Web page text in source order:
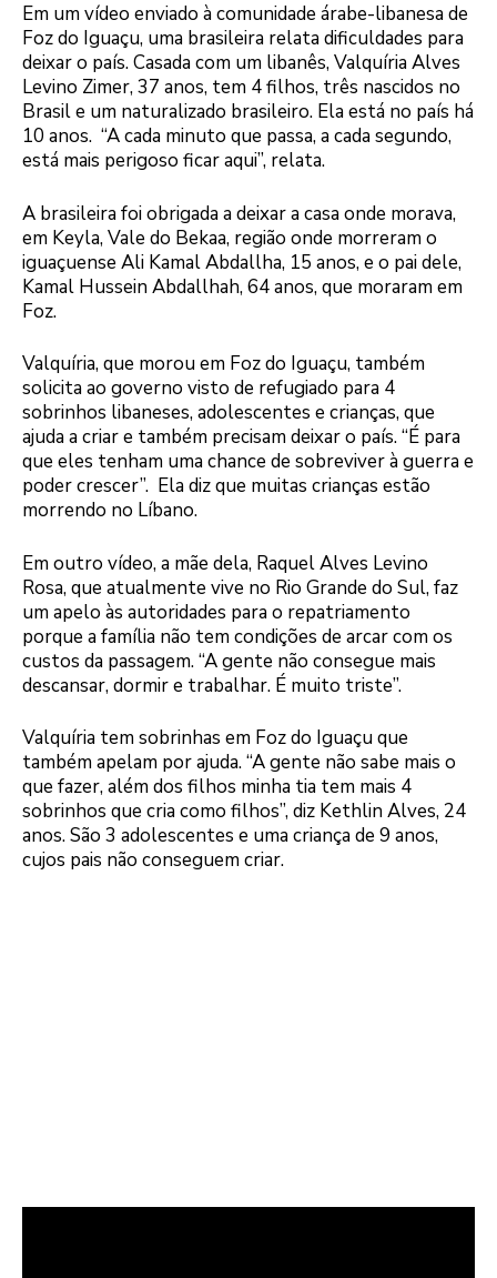
Em um vídeo enviado à comunidade árabe-libanesa de
Foz do Iguaçu, uma brasileira relata dificuldades para
deixar o país. Casada com um libanês, Valquíria Alves
Levino Zimer, 37 anos, tem 4 filhos, três nascidos no
Brasil e um naturalizado brasileiro. Ela está no país há
10 anos. “A cada minuto que passa, a cada segundo,
está mais perigoso ficar aqui”, relata.
A brasileira foi obrigada a deixar a casa onde morava,
em Keyla, Vale do Bekaa, região onde morreram o
iguaçuense Ali Kamal Abdallha, 15 anos, e o pai dele,
Kamal Hussein Abdallhah, 64 anos, que moraram em
Foz.
Valquíria, que morou em Foz do Iguaçu, também
solicita ao governo visto de refugiado para 4
sobrinhos libaneses, adolescentes e crianças, que
ajuda a criar e também precisam deixar o país. “É para
que eles tenham uma chance de sobreviver à guerra e
poder crescer”. Ela diz que muitas crianças estão
morrendo no Líbano.
Em outro vídeo, a mãe dela, Raquel Alves Levino
Rosa, que atualmente vive no Rio Grande do Sul, faz
um apelo às autoridades para o repatriamento
porque a família não tem condições de arcar com os
custos da passagem. “A gente não consegue mais
descansar, dormir e trabalhar. É muito triste”.
Valquíria tem sobrinhas em Foz do Iguaçu que
também apelam por ajuda. “A gente não sabe mais o
que fazer, além dos filhos minha tia tem mais 4
sobrinhos que cria como filhos”, diz Kethlin Alves, 24
anos. São 3 adolescentes e uma criança de 9 anos,
cujos pais não conseguem criar.